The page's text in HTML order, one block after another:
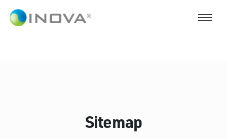
Sitemap